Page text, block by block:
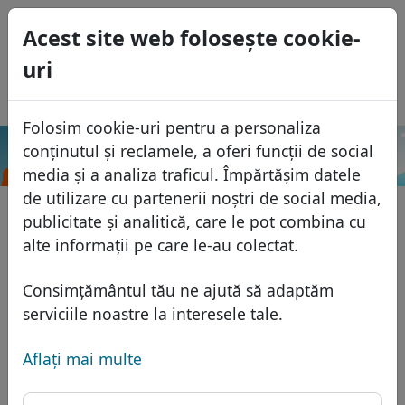
Acest site web foloseşte cookie-
uri
Folosim cookie-uri pentru a personaliza
conținutul și reclamele, a oferi funcții de social
media și a analiza traficul. Împărtășim datele
de utilizare cu partenerii noștri de social media,
publicitate și analitică, care le pot combina cu
alte informații pe care le-au colectat.
Consimțământul tău ne ajută să adaptăm
serviciile noastre la interesele tale.
Aflaţi mai multe
Domenii
Baza domeniilor
Domenii africane
Domenii asiatice
Domenii europene
Domeniile din Orientul Mijlociu
Lista de preţuri
Reduceri
Transfer
Caută
Protecţia ID
Gazduire DNS
FAQ
USD
EUR
GBP
Español
Français
Italiano
Português
Eesti
.lv Caută